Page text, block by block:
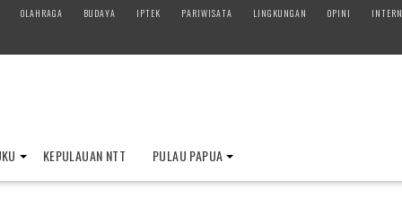
OLAHRAGA BUDAYA IPTEK PARIWISATA LINGKUNGAN OPINI
KEPULAUAN NTT PULAU PAPUA